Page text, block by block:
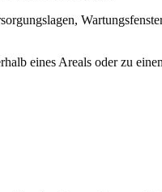
eines Areals oder zu